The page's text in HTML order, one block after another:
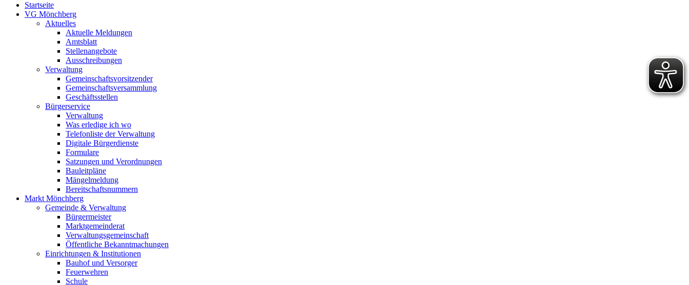
Startseite
VG Mönchberg
Aktuelles
Aktuelle Meldungen
Amtsblatt
Stellenangebote
Ausschreibungen
Verwaltung
Gemeinschaftsvorsitzender
Gemeinschaftsversammlung
Geschäftsstellen
Bürgerservice
Verwaltung
Was erledige ich wo
Telefonliste der Verwaltung
Digitale Bürgerdienste
Formulare
Satzungen und Verordnungen
Bauleitpläne
Mängelmeldung
Bereitschaftsnummern
Markt Mönchberg
Gemeinde & Verwaltung
Bürgermeister
Marktgemeinderat
Verwaltungsgemeinschaft
Öffentliche Bekanntmachungen
Einrichtungen & Institutionen
Bauhof und Versorger
Feuerwehren
Schule